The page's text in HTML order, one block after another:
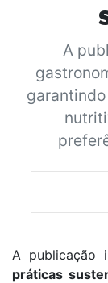
A
A publicação
práticas